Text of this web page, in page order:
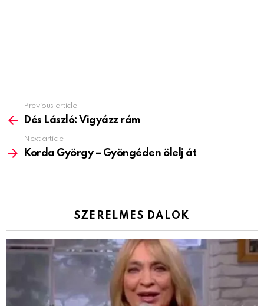
more
Previous article
Dés László: Vigyázz rám
Next article
Korda György – Gyöngéden ölelj át
SZERELMES DALOK